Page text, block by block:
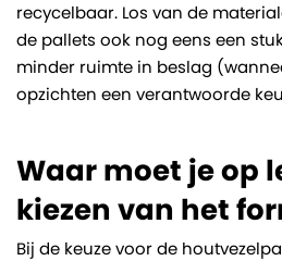
recycelbaar. Los van de
de pallets ook nog eens een
minder ruimte in beslag
opzichten een verantwoorde
Waar moet je op
kiezen van het
Bij de keuze voor de